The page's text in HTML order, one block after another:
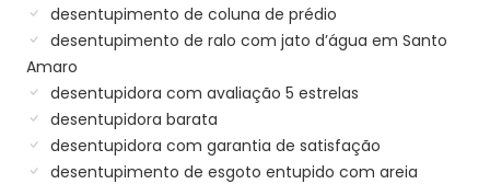
desentupimento de coluna de prédio
desentupimento de ralo com jato d’água em Santo
Amaro
desentupidora com avaliação 5 estrelas
desentupidora barata
desentupidora com garantia de satisfação
desentupimento de esgoto entupido com areia